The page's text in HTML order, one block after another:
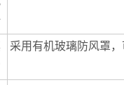
采用有机玻璃防风罩，